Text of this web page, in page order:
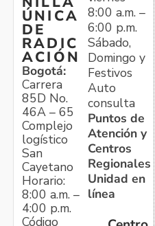
ÚNICA
DE
RADIC
ACIÓN
Bogotá:
Carrera
85D No.
46A – 65
Complejo
logístico
San
Cayetano
Horario:
8:00 a.m. –
4:00 p.m.
Código
8:00 a.m. –
6:00 p.m.
Sábado,
Domingo y
Festivos
Auto
consulta
Puntos de
Atención y
Centros
Regionales
Unidad en
línea